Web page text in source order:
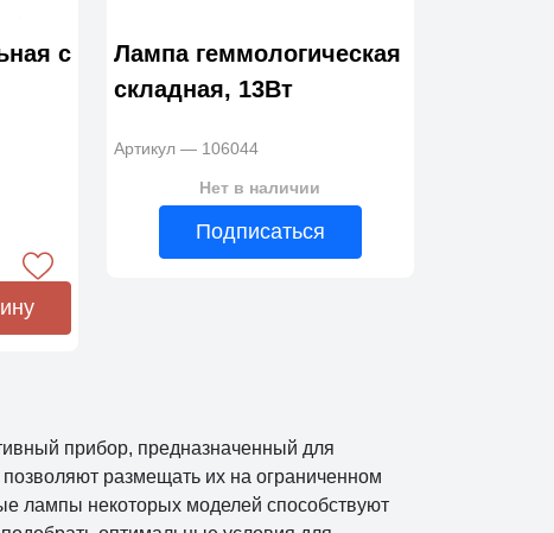
с
Лампа геммологическая
складная, 13Вт
Артикул — 106044
Нет в наличии
Подписаться
прибор, предназначенный для
размещать их на ограниченном
лампы некоторых моделей способствуют